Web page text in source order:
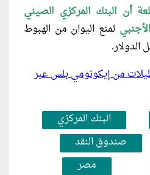
أن البنك المركزي الصيني
لمنع اليوان من الهبوط
من إيكونومي بلس عبر
البنك المركزي
صندوق النقد
مصر